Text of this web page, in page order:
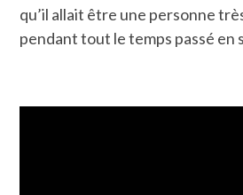
qu’il allait être une personne
pendant tout le temps passé en